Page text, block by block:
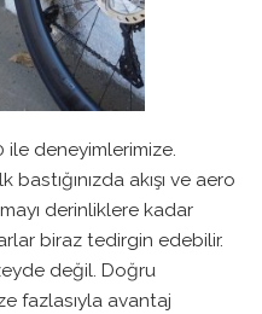
ile deneyimlerimize.
akışı ve aero
derinliklere kadar
biraz tedirgin edebilir.
değil. Doğru
fazlasıyla avantaj